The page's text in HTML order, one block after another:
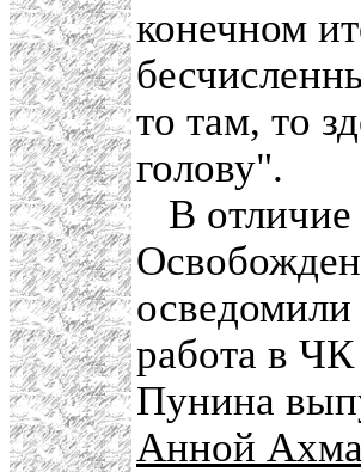
конечном
то там, то
голову".
В отличие
работа в ЧК
Пунина
Анной